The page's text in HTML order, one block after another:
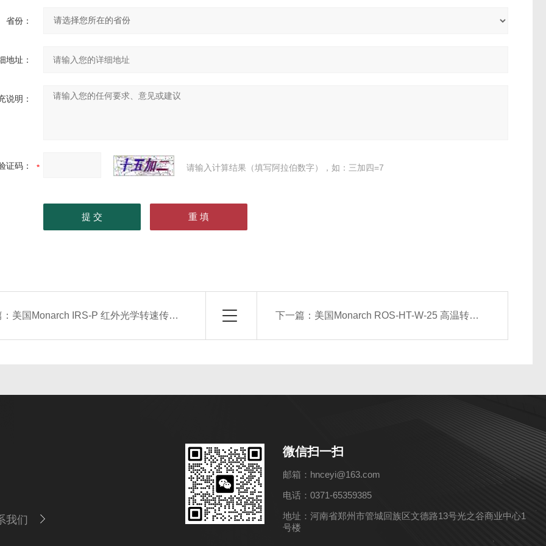
省份：
地址：
说明：
证码： 请输入计算结果（填写阿拉伯数字），如：三加四=7
美国Monarch IRS-P 红外光学转速传感器 下一篇： 美国Monarch ROS-HT-W-25 高温转速传感器
我们
微信扫一扫
邮箱：hnceyi@163.com
电话：0371-65359385
地址：河南省郑州市管城回族区文德路13号光之谷商业中心1
号楼